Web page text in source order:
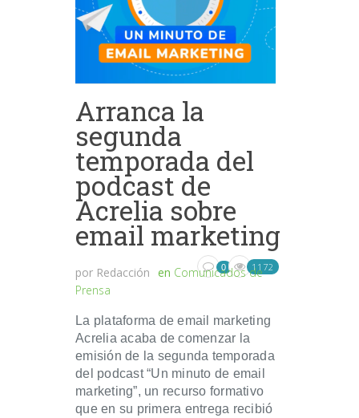
Arranca la
segunda
temporada del
podcast de
Acrelia sobre
email marketing
por Redacción en Comunicados de
Prensa
0 1172
La plataforma de email marketing
Acrelia acaba de comenzar la
emisión de la segunda temporada
del podcast “Un minuto de email
marketing”, un recurso formativo
que en su primera entrega recibió